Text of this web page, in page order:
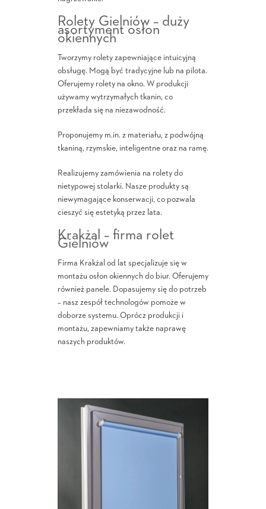
Rolety Gielniów – duży
asortyment osłon
okiennych
Tworzymy rolety zapewniające intuicyjną
obsługę. Mogą być tradycyjne lub na pilota.
Oferujemy rolety na okno. W produkcji
używamy wytrzymałych tkanin, co
przekłada się na niezawodność.
Proponujemy m.in. z materiału, z podwójną
tkaniną, rzymskie, inteligentne oraz na ramę.
Realizujemy zamówienia na rolety do
nietypowej stolarki. Nasze produkty są
niewymagające konserwacji, co pozwala
cieszyć się estetyką przez lata.
Krakżal – firma rolet
Gielniów
Firma Krakżal od lat specjalizuje się w
montażu osłon okiennych do biur. Oferujemy
również panele. Dopasujemy się do potrzeb
– nasz zespół technologów pomoże w
doborze systemu. Oprócz produkcji i
montażu, zapewniamy także naprawę
naszych produktów.